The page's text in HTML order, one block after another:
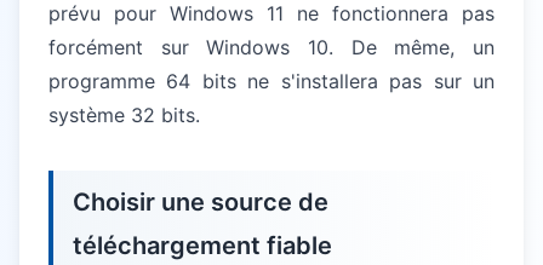
prévu pour Windows 11 ne fonctionnera pas
forcément sur Windows 10. De même, un
programme 64 bits ne s'installera pas sur un
système 32 bits.
Choisir une source de
téléchargement fiable